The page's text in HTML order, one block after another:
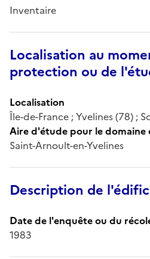
Inventaire
Localisation au
protection ou de
Localisation
Île-de-France ; Yvelines (78) ;
Aire d'étude pour le domaine
Saint-Arnoult-en-Yvelines
Description de
Date de l'enquête ou du
1983